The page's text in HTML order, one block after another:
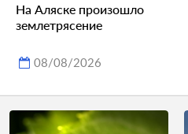
На Аляске произошло
землетрясение
08/08/2026